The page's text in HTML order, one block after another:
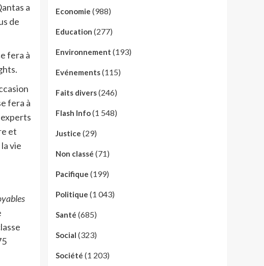
a
de
fera à
fera à
et
vie
Economie (988)
Education (277)
Environnement (193)
Evénements(115)
Faits divers(246)
Flash Info(1 548)
Justice (29)
Non classé (71)
Pacifique (199)
Politique (1 043)
Santé (685)
Social (323)
Société (1 203)